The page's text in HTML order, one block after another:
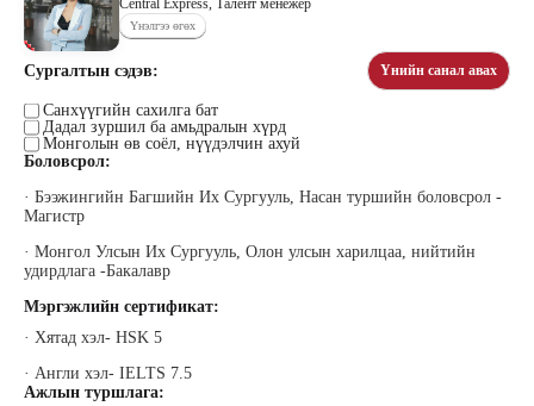
Central Express, Талент менежер
Үнэлгээ өгөх
Сургалтын сэдэв: Үнийн санал авах
Санхүүгийн сахилга бат
Дадал зуршил ба амьдралын хүрд
Монголын өв соёл, нүүдэлчин ахуй
Боловсрол:
· Бээжингийн Багшийн Их Сургууль, Насан туршийн боловсрол -
Магистр
· Монгол Улсын Их Сургууль, Олон улсын харилцаа, нийтийн
удирдлага -Бакалавр
Мэргэжлийн сертификат:
· Хятад хэл- HSK 5
· Англи хэл- IELTS 7.5
Ажлын туршлага:
Наран анд консалтинг” ХХК-ийн
Захирал
Бээжин Солонгоо
трэйнер, олон улсын сургагч багш,
Прус Центр ХХК-ийн Хяналт
шинжилгээ үнэлгээний дарга